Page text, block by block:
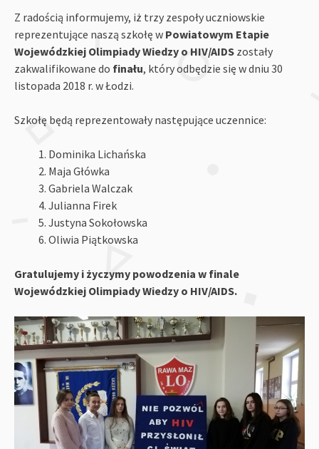
Z radością informujemy, iż trzy zespoły uczniowskie
reprezentujące naszą szkołę w Powiatowym Etapie
Wojewódzkiej Olimpiady Wiedzy o HIV/AIDS zostały
zakwalifikowane do finału, który odbędzie się w dniu 30
listopada 2018 r. w Łodzi.
Szkołę będą reprezentowały następujące uczennice:
Dominika Lichańska
Maja Główka
Gabriela Walczak
Julianna Firek
Justyna Sokołowska
Oliwia Piątkowska
Gratulujemy i życzymy powodzenia w finale
Wojewódzkiej Olimpiady Wiedzy o HIV/AIDS.